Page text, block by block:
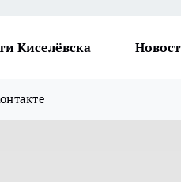
Киселёвска